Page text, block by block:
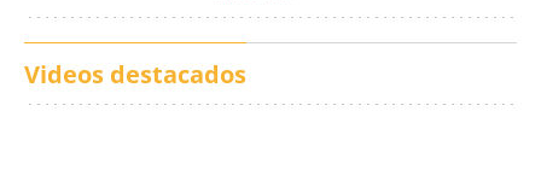
Videos destacados